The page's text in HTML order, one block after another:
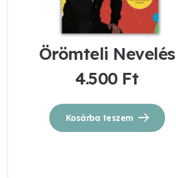
Örömteli Nevelés
4.500 Ft
Kosárba teszem